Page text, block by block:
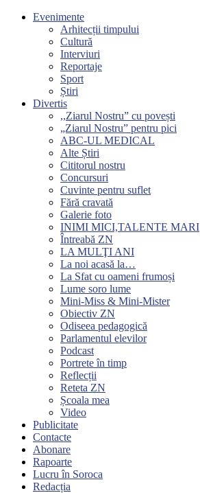
Evenimente
Arhitecții timpului
Cultură
Interviuri
Reportaje
Sport
Știri
Divertis
,,Ziarul Nostru” cu povești
„Ziarul Nostru” pentru pici
ABC-UL MEDICAL
Alte Știri
Cititorul nostru
Concursuri
Cuvinte pentru suflet
Fără cravată
Galerie foto
INIMI MICI,TALENTE MARI
Întreabă ZN
LA MULŢI ANI
La noi acasă la…
La Sfat cu oameni frumoși
Lume soro lume
Mini-Miss & Mini-Mister
Obiectiv ZN
Odiseea pedagogică
Parlamentul elevilor
Podcast
Portrete în timp
Reflecții
Reteta ZN
Școala mea
Video
Publicitate
Contacte
Abonare
Rapoarte
Lucru în Soroca
Redacția